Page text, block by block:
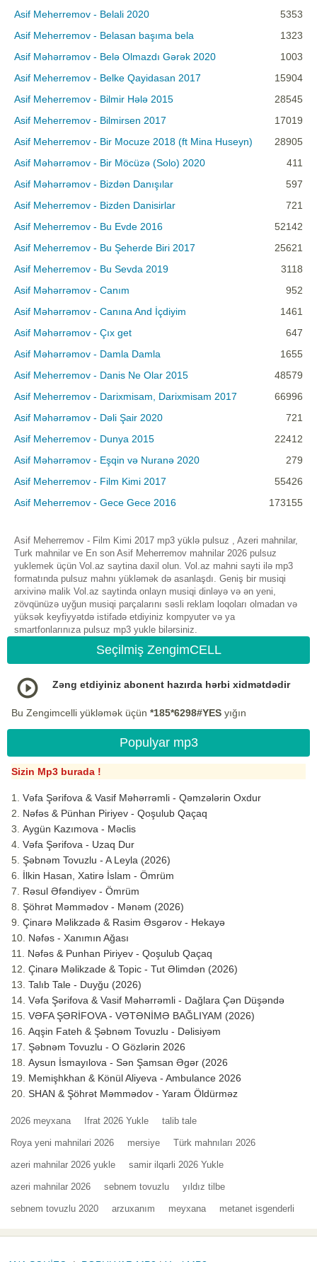
Asif Meherremov - Belali 2020
5353
Asif Meherremov - Belasan başıma bela
1323
Asif Məhərrəmov - Belə Olmazdı Gərək 2020
1003
Asif Meherremov - Belke Qayidasan 2017
15904
Asif Meherremov - Bilmir Hələ 2015
28545
Asif Meherremov - Bilmirsen 2017
17019
Asif Meherremov - Bir Mocuze 2018 (ft Mina Huseyn)
28905
Asif Məhərrəmov - Bir Möcüzə (Solo) 2020
411
Asif Məhərrəmov - Bizdən Danışılar
597
Asif Meherremov - Bizden Danisirlar
721
Asif Meherremov - Bu Evde 2016
52142
Asif Meherremov - Bu Şeherde Biri 2017
25621
Asif Meherremov - Bu Sevda 2019
3118
Asif Məhərrəmov - Canım
952
Asif Məhərrəmov - Canına And İçdiyim
1461
Asif Məhərrəmov - Çıx get
647
Asif Məhərrəmov - Damla Damla
1655
Asif Meherremov - Danis Ne Olar 2015
48579
Asif Meherremov - Darixmisam, Darixmisam 2017
66996
Asif Məhərrəmov - Dəli Şair 2020
721
Asif Meherremov - Dunya 2015
22412
Asif Məhərrəmov - Eşqin və Nuranə 2020
279
Asif Meherremov - Film Kimi 2017
55426
Asif Meherremov - Gece Gece 2016
173155
Asif Meherremov - Film Kimi 2017 mp3 yüklə pulsuz , Azeri mahnilar,
Turk mahnilar ve En son Asif Meherremov mahnilar 2026 pulsuz
yuklemek üçün Vol.az saytina daxil olun. Vol.az mahni sayti ilə mp3
formatında pulsuz mahnı yükləmək də asanlaşdı. Geniş bir musiqi
arxivinə malik Vol.az saytinda onlayn musiqi dinləyə və ən yeni,
zövqünüzə uyğun musiqi parçalarını səsli reklam loqoları olmadan və
yüksək keyfiyyətdə istifadə etdiyiniz kompyuter və ya
smartfonlarınıza pulsuz mp3 yukle bilərsiniz.
Seçilmiş ZengimCELL
Zəng etdiyiniz abonent hazırda hərbi xidmətdədir
Bu Zengimcelli yükləmək üçün *185*6298#YES yığın
Populyar mp3
Sizin Mp3 burada !
Vəfa Şərifova & Vasif Məhərrəmli - Qəmzələrin Oxdur
Nəfəs & Pünhan Piriyev - Qoşulub Qaçaq
Aygün Kazımova - Məclis
Vəfa Şərifova - Uzaq Dur
Şəbnəm Tovuzlu - A Leyla (2026)
İlkin Hasan, Xatirə İslam - Ömrüm
Rəsul Əfəndiyev - Ömrüm
Şöhrət Məmmədov - Mənəm (2026)
Çinarə Məlikzadə & Rasim Əsgərov - Hekayə
Nəfəs - Xanımın Ağası
Nəfəs & Punhan Piriyev - Qoşulub Qaçaq
Çinarə Məlikzade & Topic - Tut Əlimdən (2026)
Talıb Tale - Duyğu (2026)
Vəfa Şərifova & Vasif Məhərrəmli - Dağlara Çən Düşəndə
VƏFA ŞƏRİFOVA - VƏTƏNİMƏ BAĞLIYAM (2026)
Aqşin Fateh & Şəbnəm Tovuzlu - Dəlisiyəm
Şəbnəm Tovuzlu - O Gözlərin 2026
Aysun İsmayılova - Sən Şamsan Əgər (2026
Memişhkhan & Könül Aliyeva - Ambulance 2026
SHAN & Şöhrət Məmmədov - Yaram Öldürməz
2026 meyxana Ifrat 2026 Yukle talib tale
Roya yeni mahnilari 2026 mersiye Türk mahnıları 2026
azeri mahnilar 2026 yukle samir ilqarli 2026 Yukle
azeri mahnilar 2026 sebnem tovuzlu yıldız tilbe
sebnem tovuzlu 2020 arzuxanım meyxana metanet isgenderli